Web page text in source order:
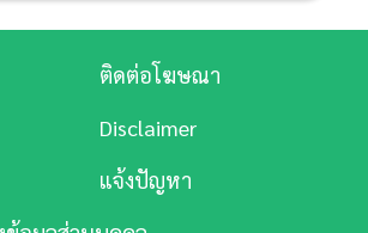
คน มีพื้นที่ใช้สอยมาก สามารถแบ่ง
ด้ แต่ด้วยรูปทรงบ้านมีหลายสไตล์ ดังนั้น
สองชั้นสไตล์โมเดิร์นอยากให้เข้ามาดูกัน
ติดต่อโฆษณา
Disclaimer
แจ้งปัญหา